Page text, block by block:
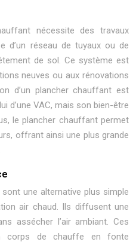
nécessite des travaux
d’un réseau de tuyaux ou de
de sol. Ce système est
neuves ou aux rénovations
d’un plancher chauffant est
d’une VAC, mais son bien-être
le plancher chauffant permet
offrant ainsi une plus grande
une alternative plus simple
air chaud. Ils diffusent une
assécher l’air ambiant. Ces
corps de chauffe en fonte